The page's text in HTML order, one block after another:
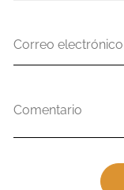
electrónico